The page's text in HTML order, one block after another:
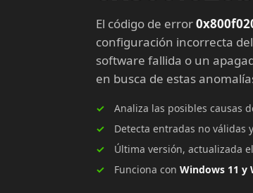
El código de error
configuración incorrecta
software fallida o un
en busca de estas
Analiza las posibles causas
Detecta entradas no válidas
Última versión, actualizada el
Funciona con Windows 11 y